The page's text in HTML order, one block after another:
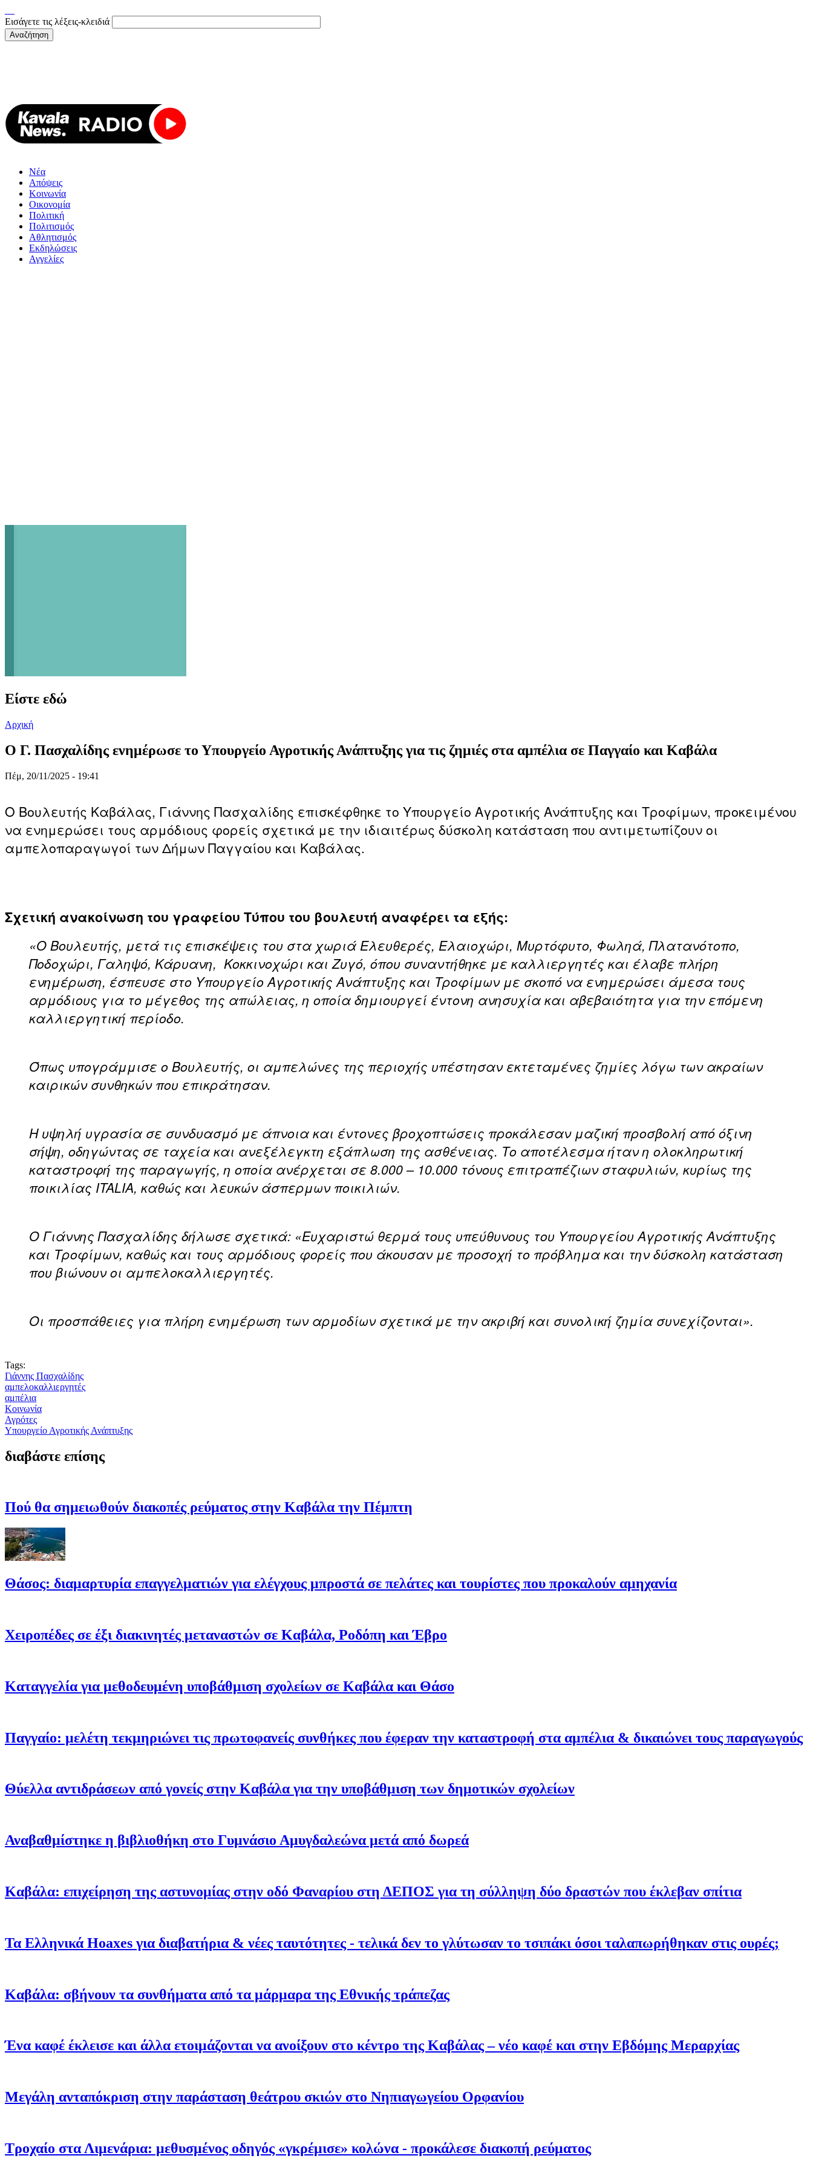
Εισάγετε τις λέξεις-κλειδιά
Νέα
Απόψεις
Κοινωνία
Οικονομία
Πολιτική
Πολιτισμός
Αθλητισμός
Εκδηλώσεις
Αγγελίες
Είστε εδώ
Αρχική
Ο Γ. Πασχαλίδης ενημέρωσε το Υπουργείο Αγροτικής Ανάπτυξης για τις ζημιές στα αμπέλια σε Παγγαίο και Καβάλα
Πέμ, 20/11/2025 - 19:41
Ο Βουλευτής Καβάλας, Γιάννης Πασχαλίδης επισκέφθηκε το Υπουργείο Αγροτικής Ανάπτυξης και Τροφίμων, προκειμένου
να ενημερώσει τους αρμόδιους φορείς σχετικά με την ιδιαιτέρως δύσκολη κατάσταση που αντιμετωπίζουν οι
αμπελοπαραγωγοί των Δήμων Παγγαίου και Καβάλας.
Σχετική ανακοίνωση του γραφείου Τύπου του βουλευτή αναφέρει τα εξής:
«Ο Βουλευτής, μετά τις επισκέψεις του στα χωριά Ελευθερές, Ελαιοχώρι, Μυρτόφυτο, Φωληά, Πλατανότοπο,
Ποδοχώρι, Γαληψό, Κάρυανη, Κοκκινοχώρι και Ζυγό, όπου συναντήθηκε με καλλιεργητές και έλαβε πλήρη
ενημέρωση, έσπευσε στο Υπουργείο Αγροτικής Ανάπτυξης και Τροφίμων με σκοπό να ενημερώσει άμεσα τους
αρμόδιους για το μέγεθος της απώλειας, η οποία δημιουργεί έντονη ανησυχία και αβεβαιότητα για την επόμενη
καλλιεργητική περίοδο.
Όπως υπογράμμισε o Βουλευτής, οι αμπελώνες της περιοχής υπέστησαν εκτεταμένες ζημίες λόγω των ακραίων
καιρικών συνθηκών που επικράτησαν.
Η υψηλή υγρασία σε συνδυασμό με άπνοια και έντονες βροχοπτώσεις προκάλεσαν μαζική προσβολή από όξινη
σήψη, οδηγώντας σε ταχεία και ανεξέλεγκτη εξάπλωση της ασθένειας. Το αποτέλεσμα ήταν η ολοκληρωτική
καταστροφή της παραγωγής, η οποία ανέρχεται σε 8.000 – 10.000 τόνους επιτραπέζιων σταφυλιών, κυρίως της
ποικιλίας ITALIA, καθώς και λευκών άσπερμων ποικιλιών.
Ο Γιάννης Πασχαλίδης δήλωσε σχετικά: «Ευχαριστώ θερμά τους υπεύθυνους του Υπουργείου Αγροτικής Ανάπτυξης
και Τροφίμων, καθώς και τους αρμόδιους φορείς που άκουσαν με προσοχή το πρόβλημα και την δύσκολη κατάσταση
που βιώνουν οι αμπελοκαλλιεργητές.
Οι προσπάθειες για πλήρη ενημέρωση των αρμοδίων σχετικά με την ακριβή και συνολική ζημία συνεχίζονται».
Tags:
Γιάννης Πασχαλίδης
αμπελοκαλλιεργητές
αμπέλια
Κοινωνία
Αγρότες
Υπουργείο Αγροτικής Ανάπτυξης
διαβάστε επίσης
Πού θα σημειωθούν διακοπές ρεύματος στην Καβάλα την Πέμπτη
Θάσος: διαμαρτυρία επαγγελματιών για ελέγχους μπροστά σε πελάτες και τουρίστες που προκαλούν αμηχανία
Χειροπέδες σε έξι διακινητές μεταναστών σε Καβάλα, Ροδόπη και Έβρο
Καταγγελία για μεθοδευμένη υποβάθμιση σχολείων σε Καβάλα και Θάσο
Παγγαίο: μελέτη τεκμηριώνει τις πρωτοφανείς συνθήκες που έφεραν την καταστροφή στα αμπέλια & δικαιώνει τους παραγωγούς
Θύελλα αντιδράσεων από γονείς στην Καβάλα για την υποβάθμιση των δημοτικών σχολείων
Αναβαθμίστηκε η βιβλιοθήκη στο Γυμνάσιο Αμυγδαλεώνα μετά από δωρεά
Καβάλα: επιχείρηση της αστυνομίας στην οδό Φαναρίου στη ΔΕΠΟΣ για τη σύλληψη δύο δραστών που έκλεβαν σπίτια
Τα Ελληνικά Hoaxes για διαβατήρια & νέες ταυτότητες - τελικά δεν το γλύτωσαν το τσιπάκι όσοι ταλαπωρήθηκαν στις ουρές;
Καβάλα: σβήνουν τα συνθήματα από τα μάρμαρα της Εθνικής τράπεζας
Ένα καφέ έκλεισε και άλλα ετοιμάζονται να ανοίξουν στο κέντρο της Καβάλας – νέο καφέ και στην Εβδόμης Μεραρχίας
Μεγάλη ανταπόκριση στην παράσταση θεάτρου σκιών στο Νηπιαγωγείου Ορφανίου
Τροχαίο στα Λιμενάρια: μεθυσμένος οδηγός «γκρέμισε» κολώνα - προκάλεσε διακοπή ρεύματος